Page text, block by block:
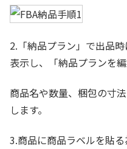
2.「納品プラン」で出品
表示し、「納品プランを
商品名や数量、梱包の寸
します。
3.商品に商品ラベルを貼る